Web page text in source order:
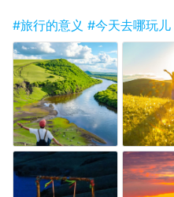
#旅行的意义 #今天去哪玩儿